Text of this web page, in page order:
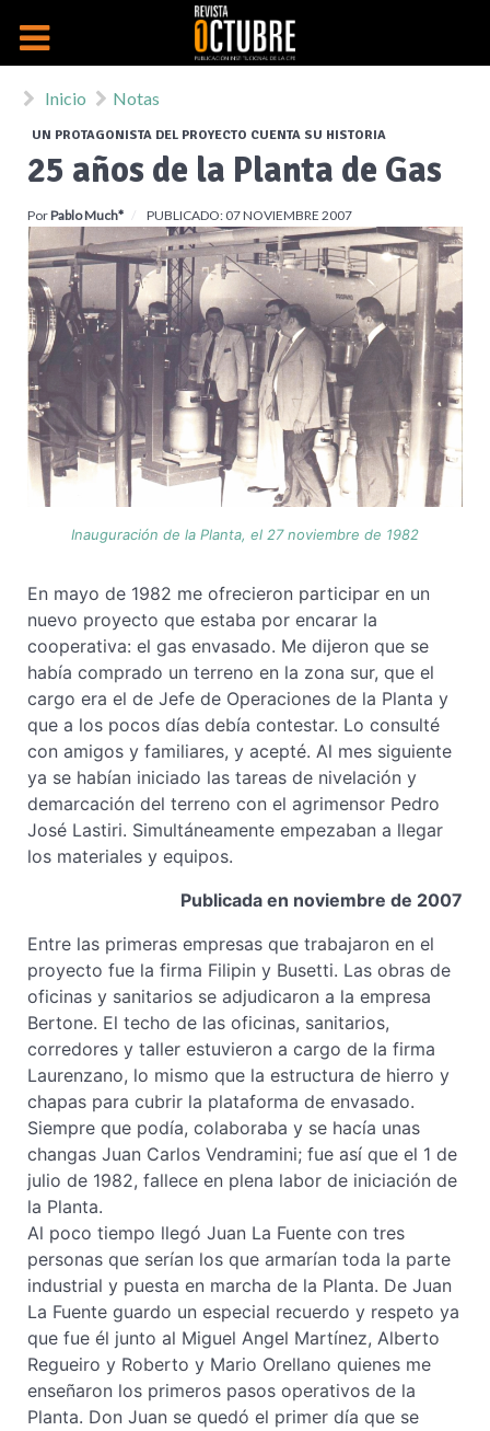
Inicio Notas
UN PROTAGONISTA DEL PROYECTO CUENTA SU HISTORIA
25 años de la Planta de Gas
PorPablo Much* PUBLICADO: 07 NOVIEMBRE 2007
Inauguración de la Planta, el 27 noviembre de 1982
En mayo de 1982 me ofrecieron participar en un
nuevo proyecto que estaba por encarar la
cooperativa: el gas envasado. Me dijeron que se
había comprado un terreno en la zona sur, que el
cargo era el de Jefe de Operaciones de la Planta y
que a los pocos días debía contestar. Lo consulté
con amigos y familiares, y acepté. Al mes siguiente
ya se habían iniciado las tareas de nivelación y
demarcación del terreno con el agrimensor Pedro
José Lastiri. Simultáneamente empezaban a llegar
los materiales y equipos.
Publicada en noviembre de 2007
Entre las primeras empresas que trabajaron en el
proyecto fue la firma Filipin y Busetti. Las obras de
oficinas y sanitarios se adjudicaron a la empresa
Bertone. El techo de las oficinas, sanitarios,
corredores y taller estuvieron a cargo de la firma
Laurenzano, lo mismo que la estructura de hierro y
chapas para cubrir la plataforma de envasado.
Siempre que podía, colaboraba y se hacía unas
changas Juan Carlos Vendramini; fue así que el 1 de
julio de 1982, fallece en plena labor de iniciación de
la Planta.
Al poco tiempo llegó Juan La Fuente con tres
personas que serían los que armarían toda la parte
industrial y puesta en marcha de la Planta. De Juan
La Fuente guardo un especial recuerdo y respeto ya
que fue él junto al Miguel Angel Martínez, Alberto
Regueiro y Roberto y Mario Orellano quienes me
enseñaron los primeros pasos operativos de la
Planta. Don Juan se quedó el primer día que se